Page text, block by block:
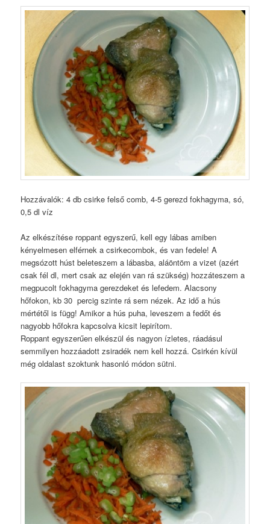
Hozzávalók: 4 db csirke felső comb, 4-5 gerezd fokhagyma, só,
0,5 dl víz
Az elkészítése roppant egyszerű, kell egy lábas amiben
kényelmesen elférnek a csirkecombok, és van fedele! A
megsózott húst beleteszem a lábasba, aláöntöm a vizet (azért
csak fél dl, mert csak az elején van rá szükség) hozzáteszem a
megpucolt fokhagyma gerezdeket és lefedem. Alacsony
hőfokon, kb 30 percig szinte rá sem nézek. Az idő a hús
mértétől is függ! Amikor a hús puha, leveszem a fedőt és
nagyobb hőfokra kapcsolva kicsit lepirítom.
Roppant egyszerűen elkészül és nagyon ízletes, ráadásul
semmilyen hozzáadott zsiradék nem kell hozzá. Csirkén kívül
még oldalast szoktunk hasonló módon sütni.